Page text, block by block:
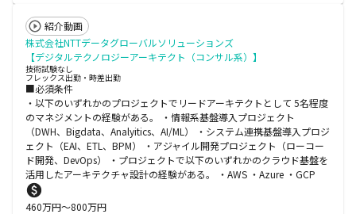
紹介動画
株式会社NTTデータグローバルソリューションズ
【デジタルテクノロジーアーキテクト（コンサル系）】
技術試験なし
フレックス出勤・時差出勤
■必須条件
・以下のいずれかのプロジェクトでリードアーキテクトとして 5名程度
のマネジメントの経験がある。 ・情報系基盤導入プロジェクト
（DWH、Bigdata、Analyitics、AI/ML） ・システム連携基盤導入プロジ
ェクト（EAI、ETL、BPM） ・アジャイル開発プロジェクト（ローコー
ド開発、DevOps） ・プロジェクトで以下のいずれかのクラウド基盤を
活用したアーキテクチャ設計の経験がある。 ・AWS ・Azure ・GCP
460万円〜800万円